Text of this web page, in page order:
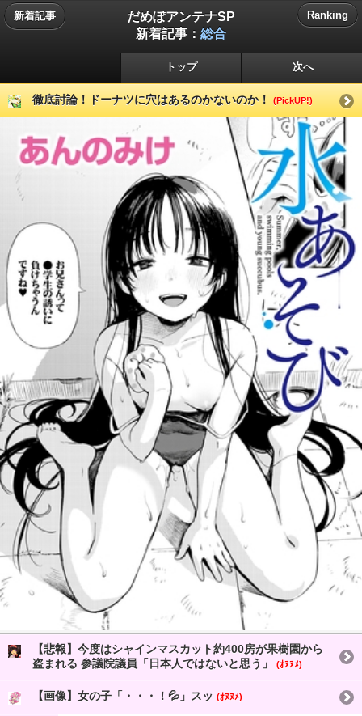
新着記事
だめぽアンテナSP
新着記事： 総合
Ranking
トップ 次へ
徹底討論！ドーナツに穴はあるのかないのか！ (PickUP!)
【悲報】今度はシャインマスカット約400房が果樹園から
盗まれる 参議院議員「日本人ではないと思う」
(ｵﾇﾇﾒ)
【画像】女の子「・・・！💦」スッ (ｵﾇﾇﾒ)